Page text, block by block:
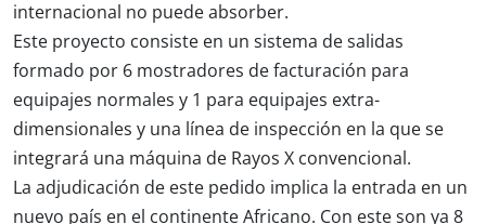
internacional no puede absorber.
Este proyecto consiste en un sistema de salidas
formado por 6 mostradores de facturación para
equipajes normales y 1 para equipajes extra-
dimensionales y una línea de inspección en la que se
integrará una máquina de Rayos X convencional.
La adjudicación de este pedido implica la entrada en un
nuevo país en el continente Africano. Con este son ya 8